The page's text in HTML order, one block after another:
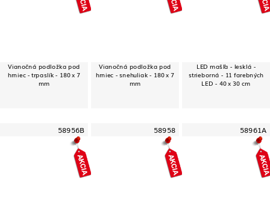
Vianočná podložka pod
hrniec - trpaslík - 180 x 7
mm
Vianočná podložka pod
hrniec - snehuliak - 180 x 7
mm
LED mašľa - lesklá -
strieborná - 11 farebných
LED - 40 x 30 cm
58956B 58958 58961A